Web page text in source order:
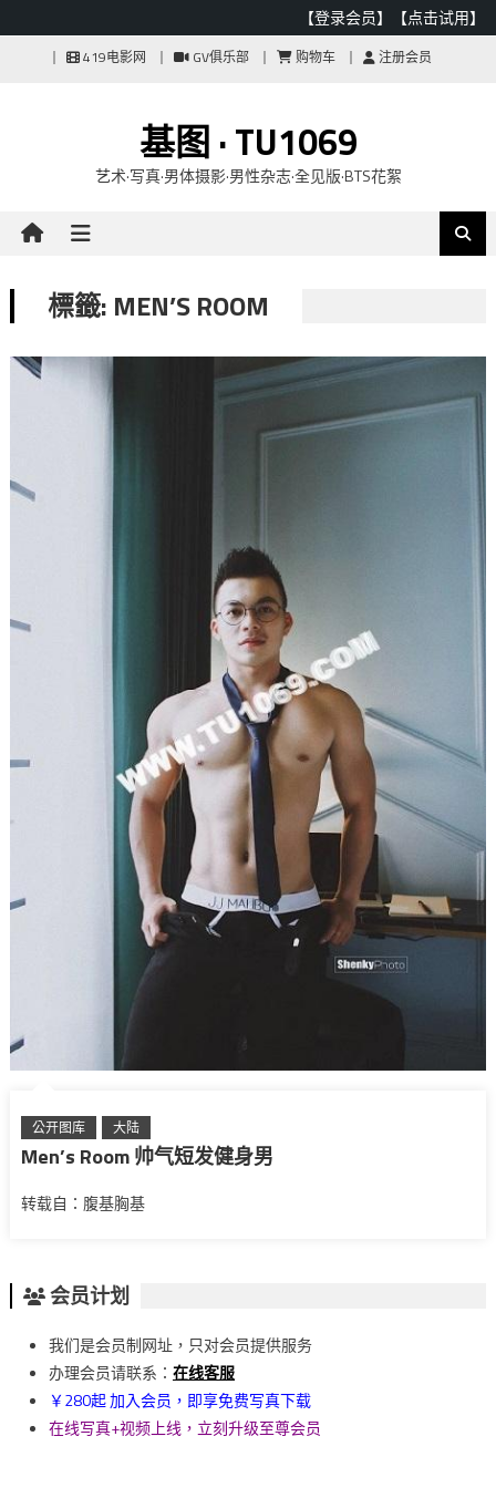
【登录会员】 【点击试用】
419电影网 GV俱乐部 购物车 注册会员
基图 · TU1069
艺术·写真·男体摄影·男性杂志·全见版·BTS花絮
標籤: MEN’S ROOM
公开图库 大陆
Men’s Room 帅气短发健身男
转载自：腹基胸基
会员计划
我们是会员制网址，只对会员提供服务
办理会员请联系： 在线客服
￥280起 加入会员，即享免费写真下载
在线写真+视频上线，立刻升级至尊会员